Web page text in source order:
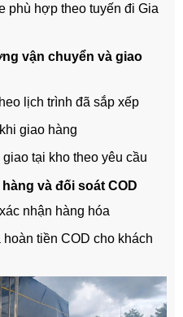
phù hợp theo tuyến đi Gia
vận chuyển và giao
lịch trình đã sắp xếp
giao hàng
tại kho theo yêu cầu
và đối soát COD
nhận hàng hóa
tiền COD cho khách